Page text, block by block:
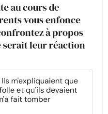
au cours de
vous enfonce
à propos
serait leur réaction
m'expliquaient que
et qu'ils devaient
fait tomber